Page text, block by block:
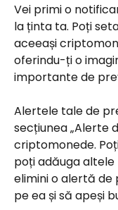
Vei primi o
la ținta ta. Poți
aceeași
oferindu-ți o
importante de
Alertele tale de
secțiunea „Alerte
criptomonede.
poți adăuga altele
elimini o alertă de
pe ea și să apeși